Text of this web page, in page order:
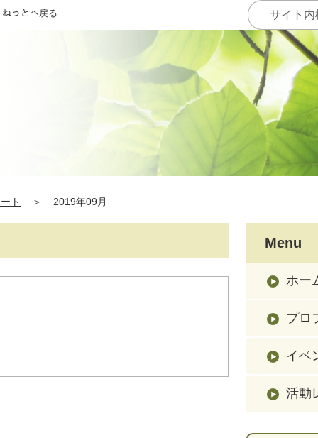
っとへ戻る
ト ＞ 2019年09月
Menu
ホー
プロ
イベ
活動